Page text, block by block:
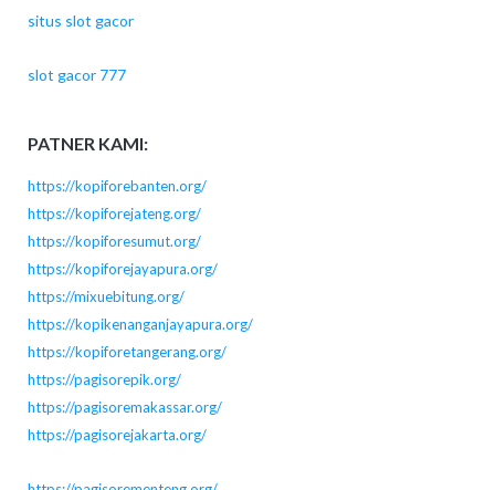
situs slot gacor
slot gacor 777
PATNER KAMI:
https://kopiforebanten.org/
https://kopiforejateng.org/
https://kopiforesumut.org/
https://kopiforejayapura.org/
https://mixuebitung.org/
https://kopikenanganjayapura.org/
https://kopiforetangerang.org/
https://pagisorepik.org/
https://pagisoremakassar.org/
https://pagisorejakarta.org/